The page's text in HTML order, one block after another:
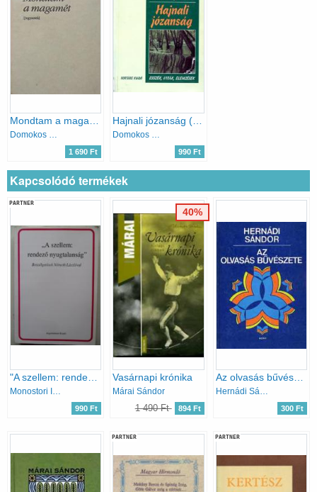
Mondtam a magamét Jegyzetek (Bibliotheca Hungarica)
Domokos Mátyás
1 690 Ft
Hajnali józanság (esszék, viták, elemzések)
Domokos Mátyás
990 Ft
Kapcsolódó termékek
PARTNER
"A szellem: rendező nyugtalanság" (Beszélgetések Németh Lászlóval)
Monostori Imre (szerk.)
990 Ft
Vasárnapi krónika
Márai Sándor
1 490 Ft 894 Ft
40%
Az olvasás bűvészete
Hernádi Sándor
300 Ft
PARTNER PARTNER